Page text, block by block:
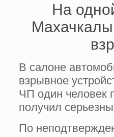
На
В салоне
взрывное
ЧП один человек
получил
По